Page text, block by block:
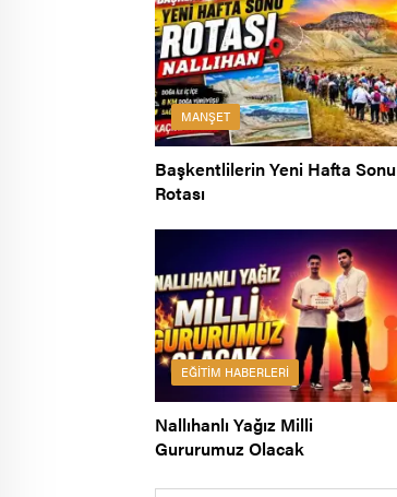
MANŞET
Başkentlilerin Yeni Hafta Sonu
Rotası
EĞITIM HABERLERI
Nallıhanlı Yağız Milli
Gururumuz Olacak